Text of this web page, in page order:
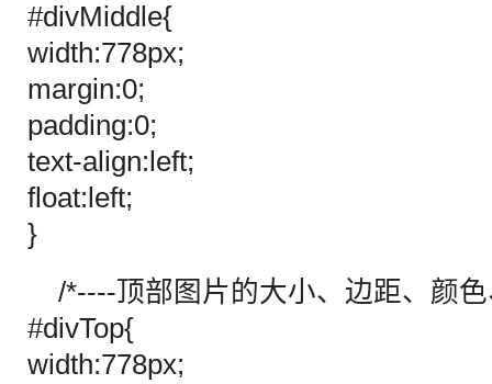
#divMiddle{
width:778px;
margin:0;
padding:0;
text-align:left;
float:left;
}
/*----顶部图片的大小、边距、颜
#divTop{
width:778px;